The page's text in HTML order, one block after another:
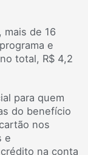
de 16
e
total, R$ 4,2
para quem
do benefício
nos
e
na conta